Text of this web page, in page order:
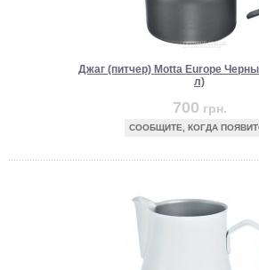
Джаг (питчер) Motta Europe
л)
700 грн.
СООБЩИТЕ, КОГДА